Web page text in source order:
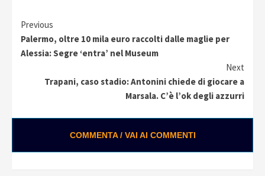
Continue
Reading
Previous
Palermo, oltre 10 mila euro raccolti dalle maglie per
Alessia: Segre ‘entra’ nel Museum
Next
Trapani, caso stadio: Antonini chiede di giocare a
Marsala. C’è l’ok degli azzurri
COMMENTA / VAI AI COMMENTI